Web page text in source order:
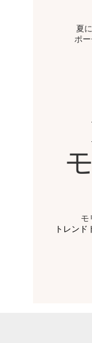
夏
ポ
モ
トレン